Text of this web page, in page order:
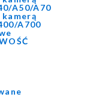
A50/A70
A700